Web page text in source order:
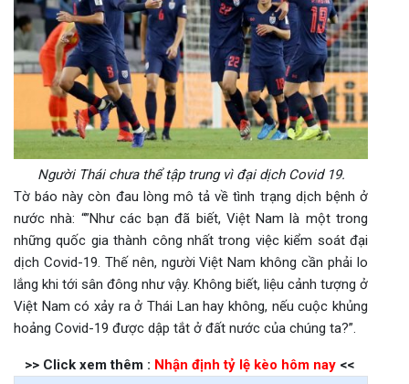
Người Thái chưa thể tập trung vì đại dịch Covid 19.
Tờ báo này còn đau lòng mô tả về tình trạng dịch bệnh ở
nước nhà: “”Như các bạn đã biết, Việt Nam là một trong
những quốc gia thành công nhất trong việc kiểm soát đại
dịch Covid-19. Thế nên, người Việt Nam không cần phải lo
lắng khi tới sân đông như vậy. Không biết, liệu cảnh tượng ở
Việt Nam có xảy ra ở Thái Lan hay không, nếu cuộc khủng
hoảng Covid-19 được dập tắt ở đất nước của chúng ta?”.
>> Click xem thêm : Nhận định tỷ lệ kèo hôm nay<<